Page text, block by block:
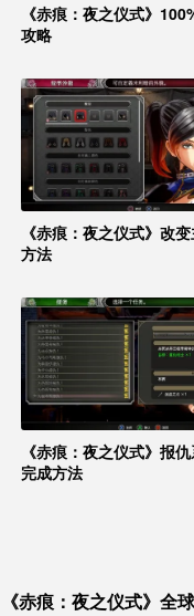
《赤痕：夜之仪式》
攻略
《赤痕：夜之仪式》改
方法
《赤痕：夜之仪式》报
完成方法
《赤痕：夜之仪式》全